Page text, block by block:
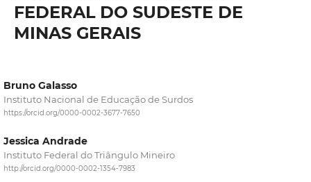
FEDERAL DO SUDESTE DE
MINAS GERAIS
Bruno Galasso
Instituto Nacional de Educação de Surdos
https://orcid.org/0000-0002-3677-7650
Jessica Andrade
Instituto Federal do Triângulo Mineiro
http://orcid.org/0000-0002-1354-7983